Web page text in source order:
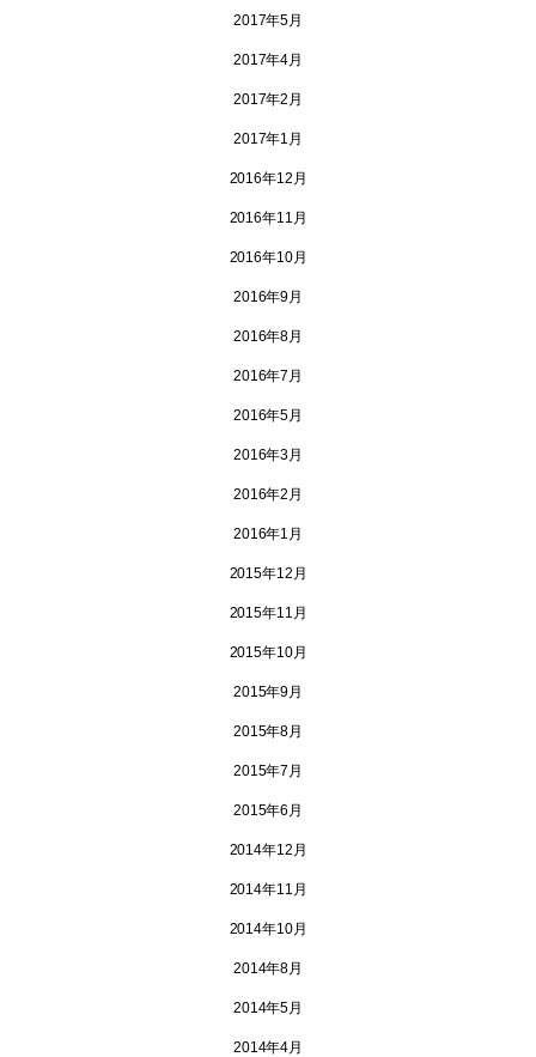
2017年5月
2017年4月
2017年2月
2017年1月
2016年12月
2016年11月
2016年10月
2016年9月
2016年8月
2016年7月
2016年5月
2016年3月
2016年2月
2016年1月
2015年12月
2015年11月
2015年10月
2015年9月
2015年8月
2015年7月
2015年6月
2014年12月
2014年11月
2014年10月
2014年8月
2014年5月
2014年4月